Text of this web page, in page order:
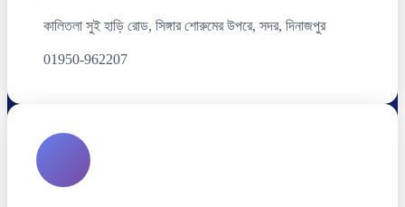
কালিতলা সুই হাড়ি রোড, সিঙ্গার শোরুমের উপরে, সদর, দিনাজপুর
01950-962207